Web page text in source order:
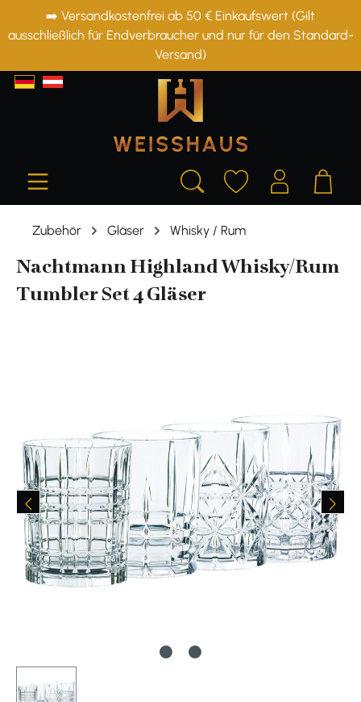
springen
➡️ Versandkostenfrei ab 50 € Einkaufswert (Gilt
ausschließlich für Endverbraucher und nur für den Standard-
Versand)
Zubehör Gläser Whisky / Rum
Nachtmann Highland Whisky/Rum
Tumbler Set 4 Gläser